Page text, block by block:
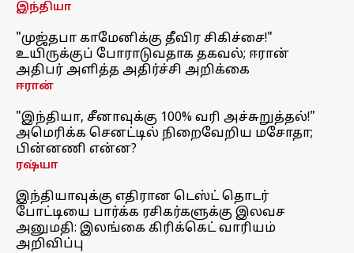
இந்தியா
"முஜ்தபா காமேனிக்கு தீவிர சிகிச்சை!"
உயிருக்குப் போராடுவதாக தகவல்; ஈரான்
அதிபர் அளித்த அதிர்ச்சி அறிக்கை
ஈரான்
"இந்தியா, சீனாவுக்கு 100% வரி அச்சுறுத்தல்!"
அமெரிக்க செனட்டில் நிறைவேறிய மசோதா;
பின்னணி என்ன?
ரஷ்யா
இந்தியாவுக்கு எதிரான டெஸ்ட் தொடர்
போட்டியை பார்க்க ரசிகர்களுக்கு இலவச
அனுமதி: இலங்கை கிரிக்கெட் வாரியம்
அறிவிப்பு